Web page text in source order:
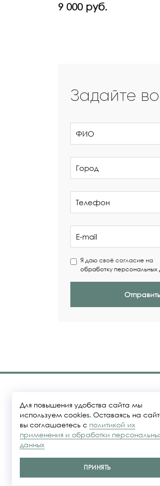
9 000 руб.
Задайте
Я даю своё согласие на
обработку персональных
Отправить
Политика
являются публичной офертой
Для повышения удобства сайта мы
используем cookies. Оставаясь на
вы соглашаетесь с политикой их
применения и обработки
данных
ПРИНЯТЬ